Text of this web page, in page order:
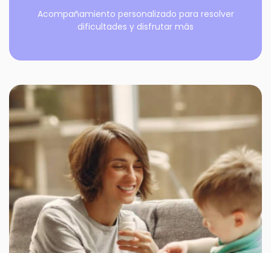
Acompañamiento personalizado para resolver
dificultades y disfrutar más